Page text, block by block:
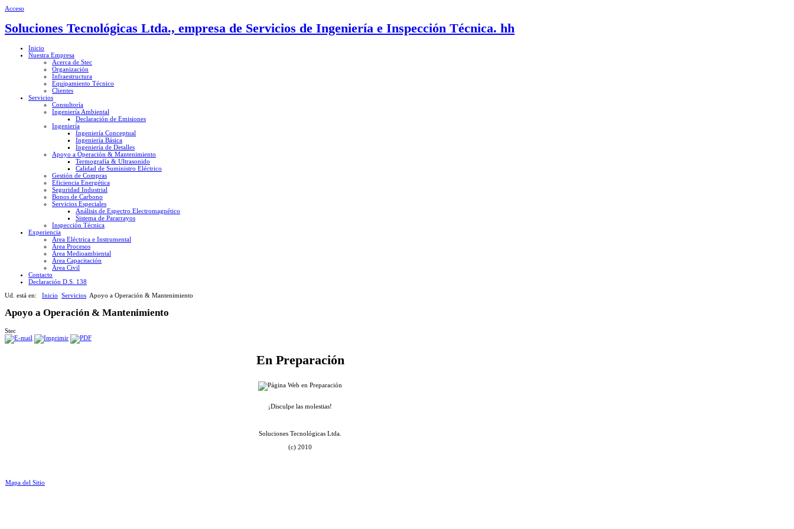
Acceso
Soluciones Tecnológicas Ltda., empresa de Servicios de Ingeniería e Inspección Técnica. hh
Inicio
Nuestra Empresa
Acerca de Stec
Organización
Infraestructura
Equipamiento Técnico
Clientes
Servicios
Consultoría
Ingeniería Ambiental
Declaración de Emisiones
Ingeniería
Ingeniería Conceptual
Ingeniería Básica
Ingeniería de Detalles
Apoyo a Operación & Mantenimiento
Termografía & Ultrasonido
Calidad de Suministro Eléctrico
Gestión de Compras
Eficiencia Energética
Seguridad Industrial
Bonos de Carbono
Servicios Especiales
Análisis de Espectro Electromagnético
Sistema de Pararrayos
Inspección Técnica
Experiencia
Área Eléctrica e Instrumental
Área Procesos
Área Medioambiental
Área Capacitación
Área Civil
Contacto
Declaración D.S. 138
Ud. está en:
Inicio Servicios Apoyo a Operación & Mantenimiento
Apoyo a Operación & Mantenimiento
Stec
En Preparación
¡Disculpe las molestias!
Soluciones Tecnológicas Ltda.
(c) 2010
Mapa del Sitio